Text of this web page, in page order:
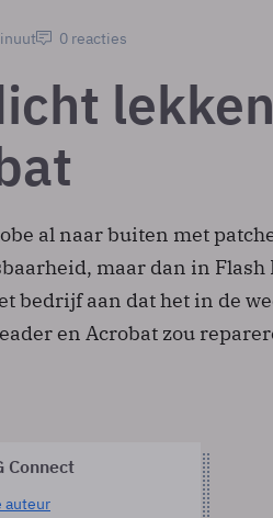
0 reacties
al naar buiten met
maar dan in Flash
bedrijf aan dat het in de
en Acrobat zou
Connect
auteur